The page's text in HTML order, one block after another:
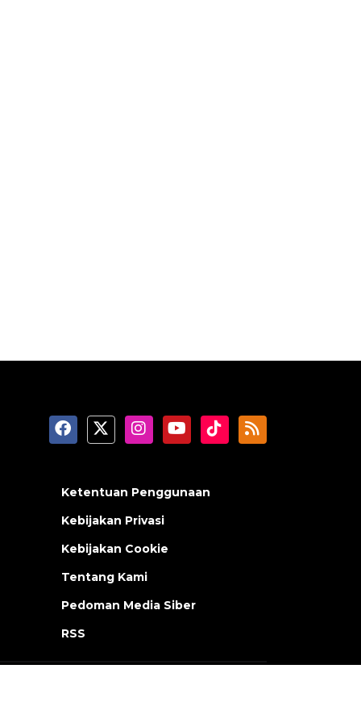
Ketentuan Penggunaan
Kebijakan Privasi
Kebijakan Cookie
Tentang Kami
Pedoman Media Siber
RSS